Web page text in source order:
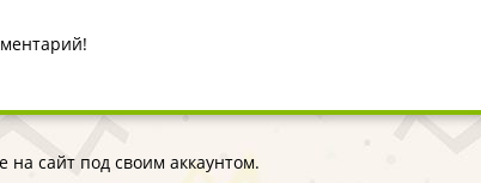
на сайт под своим аккаунтом.